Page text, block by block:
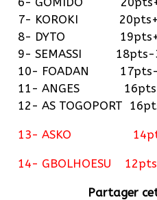
7- KOROKI
8- DYTO
9- SEMASSI 18pts-
10- FOADAN
11- ANGES
12- AS TOGOPORT
13- ASKO
14- GBOLHOESU
Partager